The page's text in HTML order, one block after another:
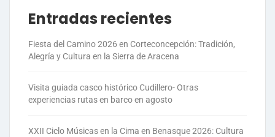
Entradas recientes
Fiesta del Camino 2026 en Corteconcepción: Tradición,
Alegría y Cultura en la Sierra de Aracena
Visita guiada casco histórico Cudillero- Otras
experiencias rutas en barco en agosto
XXII Ciclo Músicas en la Cima en Benasque 2026: Cultura